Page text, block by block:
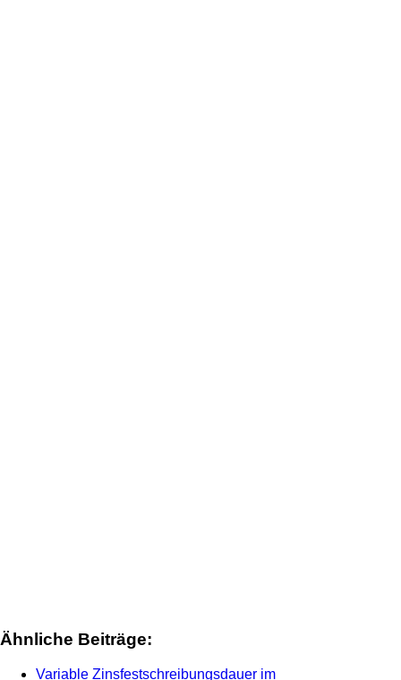
Ähnliche Beiträge:
Variable Zinsfestschreibungsdauer im